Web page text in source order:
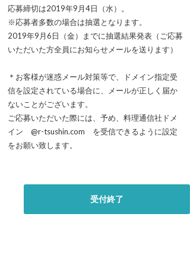
応募締切は2019年9月4日（水）。
※応募者多数の場合は抽選となります。
2019年9月6日（金）までに抽選結果発表（ご応募
いただいた方全員にお知らせメールを送ります）
＊お客様が迷惑メール対策等で、ドメイン指定受
信を設定されている場合に、メールが正しく届か
ないことがございます。
ご応募いただいた際には、予め、料理通信社ドメ
イン @r-tsushin.com を受信できるように設定
をお願い致します。
受付終了